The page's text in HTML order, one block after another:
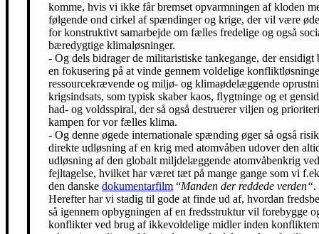
komme, hvis vi ikke får bremset opvarmningen af kloden
følgende ond cirkel af spændinger og krige, der vil være
for konstruktivt samarbejde om fælles fredelige og også
bæredygtige klimaløsninger.
- Og dels bidrager de militaristiske tankegange, der ensidigt
en fokusering på at vinde gennem voldelige
ressourcekrævende og miljø- og klimaødelæggende
krigsindsats, som typisk skaber kaos, flygtninge og et
had- og voldsspiral, der så også destruerer viljen og
kampen for vor fælles klima.
- Og denne øgede internationale spænding øger så også
direkte udløsning af en krig med atomvåben udover den
udløsning af den globalt miljdelæggende atomvåbenkrig
fejltagelse, hvilket har været tæt på mange gange som vi
den danske dokumentarfilm “Manden der reddede verden“.
Herefter har vi stadig til gode at finde ud af, hvordan
så igennem opbygningen af en fredsstruktur vil forebygge
konflikter ved brug af ikkevoldelige midler inden